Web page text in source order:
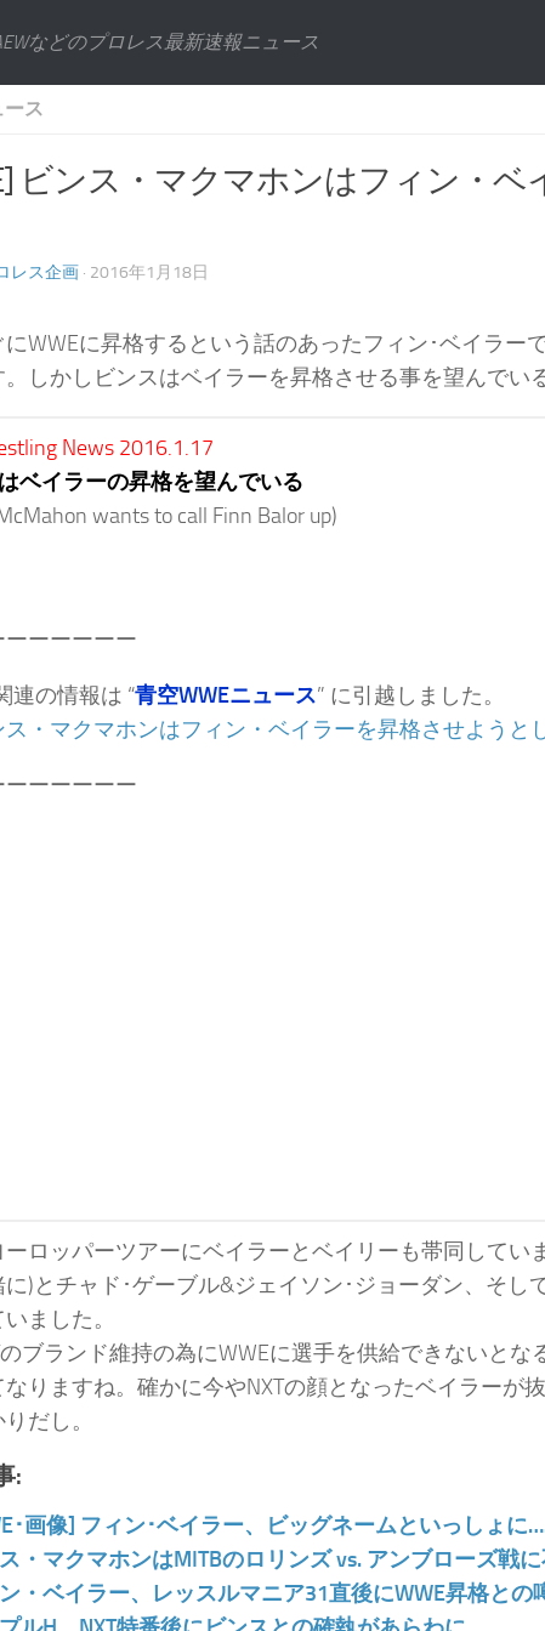
などのプロレス最新速報ニュース
ース
ビンス・マクマホンはフィン・
レス企画 · 2016年1月18日
WWEに昇格するという話のあったフィン･ベイラー
。しかしビンスはベイラーを昇格させる事を望んでい
News 2016.1.17
ベイラーの昇格を望んでいる
McMahon wants to call Finn Balor up)
ーーーーーー
連の情報は “青空WWEニュース” に引越しました。
ス・マクマホンはフィン・ベイラーを昇格させようと
ーーーーーー
ロッパーツアーにベイラーとベイリーも帯同して
に)とチャド･ゲーブル&ジェイソン･ジョーダン、そし
ました。
ブランド維持の為にWWEに選手を供給できないと
なりますね。確かに今やNXTの顔となったベイラーが
だし。
:
･画像] フィン･ベイラー、ビッグネームといっしょに
・マクマホンはMITBのロリンズ vs. アンブローズ戦
・ベイラー、レッスルマニア31直後にWWE昇格と